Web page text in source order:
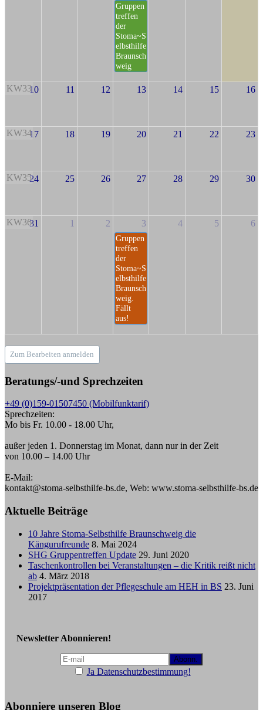
Gruppen
treffen
der
Stoma~S
elbsthilfe
Braunsch
weig
KW3310 11 12 13 14 15 16
KW3417 18 19 20 21 22 23
KW3524 25 26 27 28 29 30
KW3631 1 2 3
Gruppen
treffen
der
Stoma~S
elbsthilfe
Braunsch
weig.
Fällt
aus!
4 5 6
Zum Bearbeiten anmelden
Beratungs/-und Sprechzeiten
+49 (0)159-01507450 (Mobilfunktarif)
Sprechzeiten:
Mo bis Fr. 10.00 - 18.00 Uhr,
außer jeden 1. Donnerstag im Monat, dann nur in der Zeit
von 10.00 – 14.00 Uhr
E-Mail:
kontakt@stoma-selbsthilfe-bs.de, Web: www.stoma-selbsthilfe-bs.de
Aktuelle Beiträge
10 Jahre Stoma-Selbsthilfe Braunschweig die
Kängurufreunde 8. Mai 2024
SHG Gruppentreffen Update 29. Juni 2020
Taschenkontrollen bei Veranstaltungen – die Kritik reißt nicht
ab 4. März 2018
Projektpräsentation der Pflegeschule am HEH in BS 23. Juni
2017
Newsletter Abonnieren!
Ja Datenschutzbestimmung!
Abonniere unseren Blog